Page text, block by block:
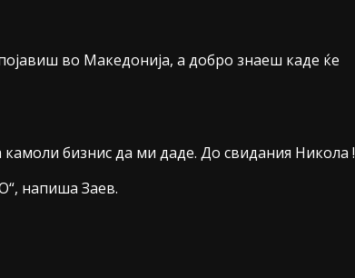
во Македонија, а добро знаеш каде ќе
камоли бизнис да ми даде. До свидания Никола !
напиша Заев.